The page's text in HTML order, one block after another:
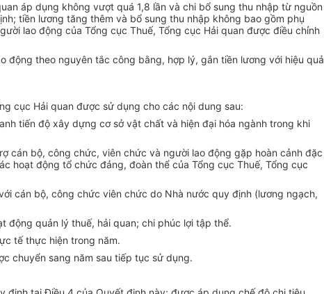
áp dụng không vượt quá 1,8 lần và chi bổ sung thu nhập từ nguồn
tiền lương tăng thêm và bổ sung thu nhập không bao gồm phụ
lao động của Tổng cục Thuế, Tổng cục Hải quan được điều chỉnh
động theo nguyên tắc công bằng, hợp lý, gắn tiền lương với hiệu quả
cục Hải quan được sử dụng cho các nội dung sau:
tiến độ xây dựng cơ sở vật chất và hiện đại hóa ngành trong khi
cán bộ, công chức, viên chức và người lao động gặp hoàn cảnh đặc
hoạt động tổ chức đảng, đoàn thể của Tổng cục Thuế, Tổng cục
cán bộ, công chức viên chức do Nhà nước quy định (lương ngạch,
động quản lý thuế, hải quan; chi phúc lợi tập thể.
tế thực hiện trong năm.
chuyển sang năm sau tiếp tục sử dụng.